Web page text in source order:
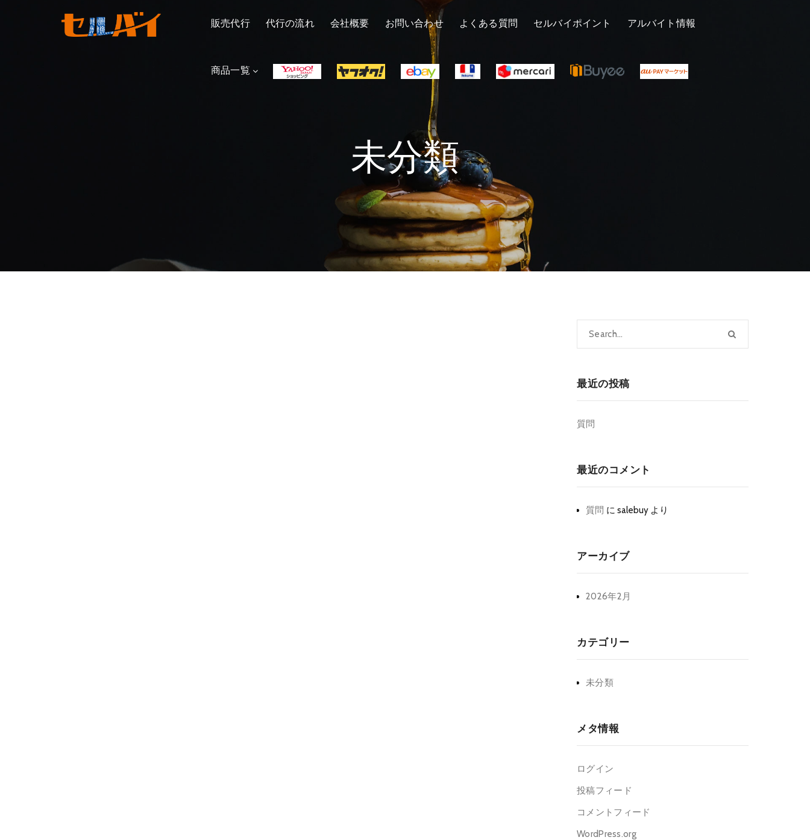
販売代行 代行の流れ 会社概要 お問い合わせ よくある質問 セルバイポイント アルバイト情報
商品一覧
未分類
最近の投稿
質問
最近のコメント
質問 に salebuyより
アーカイブ
2026年2月
カテゴリー
未分類
メタ情報
ログイン
投稿フィード
コメントフィード
WordPress.org